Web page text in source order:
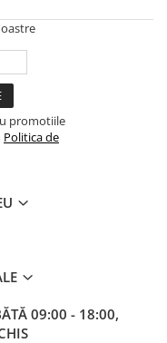
promotiile
Politica de
09:00 - 18:00,